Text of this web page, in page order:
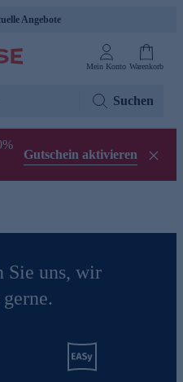
Angebote
Mein Konto Warenkorb
Suchen
Gutschein aktivieren
Sie uns, wir